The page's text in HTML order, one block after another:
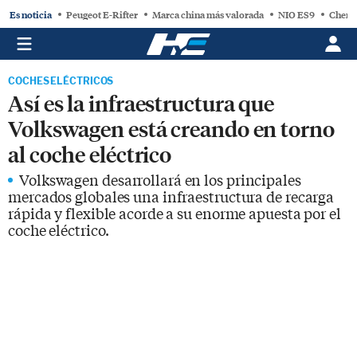
Es noticia Peugeot E-Rifter Marca china más valorada NIO ES9 Chery
COCHES ELÉCTRICOS
Así es la infraestructura que
Volkswagen está creando en torno
al coche eléctrico
Volkswagen desarrollará en los principales
mercados globales una infraestructura de recarga
rápida y flexible acorde a su enorme apuesta por el
coche eléctrico.